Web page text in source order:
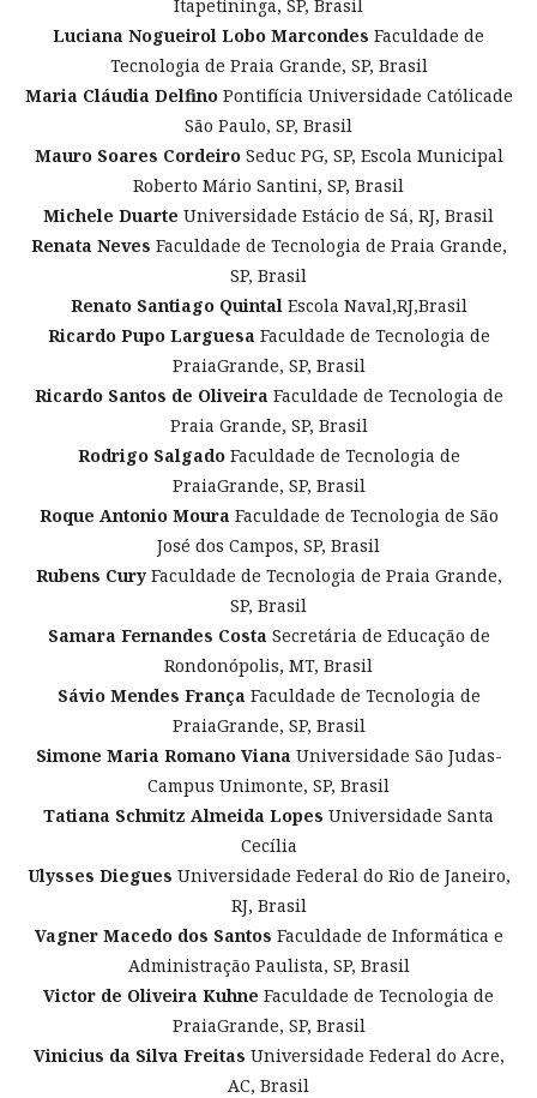
Itapetininga, SP, Brasil
Luciana Nogueirol Lobo Marcondes Faculdade de
Tecnologia de Praia Grande, SP, Brasil
Maria Cláudia DelfinoPontifícia Universidade Católicade
São Paulo, SP, Brasil
Mauro Soares CordeiroSeduc PG, SP, Escola Municipal
Roberto Mário Santini, SP, Brasil
Michele Duarte Universidade Estácio de Sá, RJ, Brasil
Renata Neves Faculdade de Tecnologia de Praia Grande,
SP, Brasil
Renato Santiago QuintalEscola Naval,RJ,Brasil
Ricardo Pupo Larguesa Faculdade de Tecnologia de
PraiaGrande, SP, Brasil
Ricardo Santos de Oliveira Faculdade de Tecnologia de
Praia Grande, SP, Brasil
Rodrigo SalgadoFaculdade de Tecnologia de
PraiaGrande, SP, Brasil
Roque Antonio Moura Faculdade de Tecnologia de São
José dos Campos, SP, Brasil
Rubens CuryFaculdade de Tecnologia de Praia Grande,
SP, Brasil
Samara Fernandes Costa Secretária de Educação de
Rondonópolis, MT, Brasil
Sávio Mendes França Faculdade de Tecnologia de
PraiaGrande, SP, Brasil
Simone Maria Romano Viana Universidade São Judas-
Campus Unimonte, SP, Brasil
Tatiana Schmitz Almeida Lopes Universidade Santa
Cecília
Ulysses Diegues Universidade Federal do Rio de Janeiro,
RJ, Brasil
Vagner Macedo dos Santos Faculdade de Informática e
Administração Paulista, SP, Brasil
Victor de Oliveira Kuhne Faculdade de Tecnologia de
PraiaGrande, SP, Brasil
Vinicius da Silva Freitas Universidade Federal do Acre,
AC, Brasil